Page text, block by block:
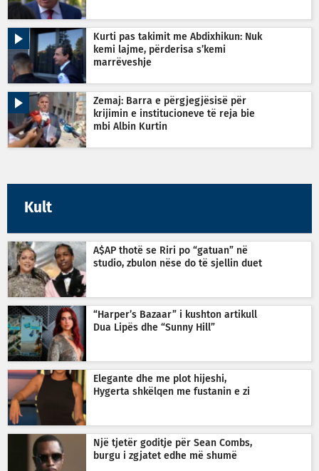
Kurti pas takimit me Abdixhikun: Nuk
kemi lajme, përderisa s’kemi
marrëveshje
Zemaj: Barra e përgjegjësisë për
krijimin e institucioneve të reja bie
mbi Albin Kurtin
Kult
A$AP thotë se Riri po “gatuan” në
studio, zbulon nëse do të sjellin duet
“Harper’s Bazaar” i kushton artikull
Dua Lipës dhe “Sunny Hill”
Elegante dhe me plot hijeshi,
Hygerta shkëlqen me fustanin e zi
Një tjetër goditje për Sean Combs,
burgu i zgjatet edhe më shumë